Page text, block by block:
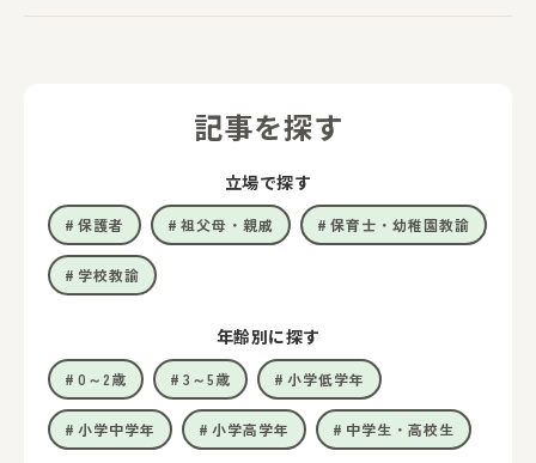
記事を探す
立場で探す
保護者 祖父母・親戚 保育士・幼稚園教諭
学校教諭
年齢別に探す
0～2歳 3～5歳 小学低学年
小学中学年 小学高学年 中学生・高校生